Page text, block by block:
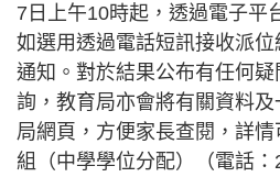
7日上午10時起，透過電子平
如選用透過電話短訊接收派位
通知。對於結果公布有任何
詢，教育局亦會將有關資料
局網頁，方便家長查閱，詳
組（中學學位分配）（電話